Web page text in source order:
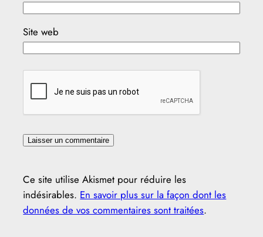
Site web
Ce site utilise Akismet pour réduire les
indésirables. En savoir plus sur la façon dont les
données de vos commentaires sont traitées.